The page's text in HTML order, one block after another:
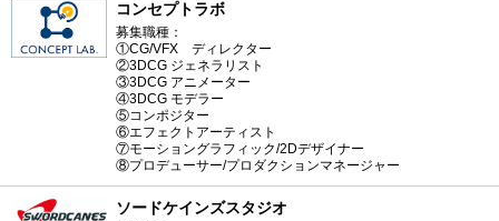
コンセプトラボ
募集職種：
①CG/VFX ディレクター
②3DCG ジェネラリスト
③3DCG アニメーター
④3DCG モデラー
⑤コンポジター
⑥エフェクトアーティスト
⑦モーショングラフィック/2Dデザイナー
⑧プロデューサー/プロダクションマネージャー
ソードケインズスタジオ